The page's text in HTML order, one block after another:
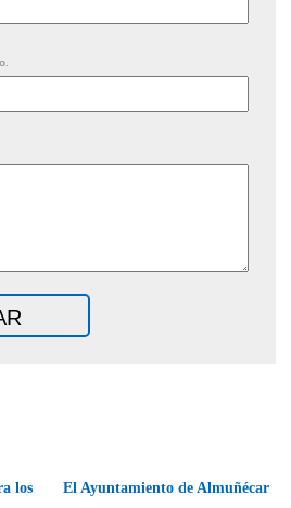
los
El Ayuntamiento de Almuñécar